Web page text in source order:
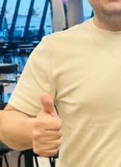
causa, sendo
conjunto de